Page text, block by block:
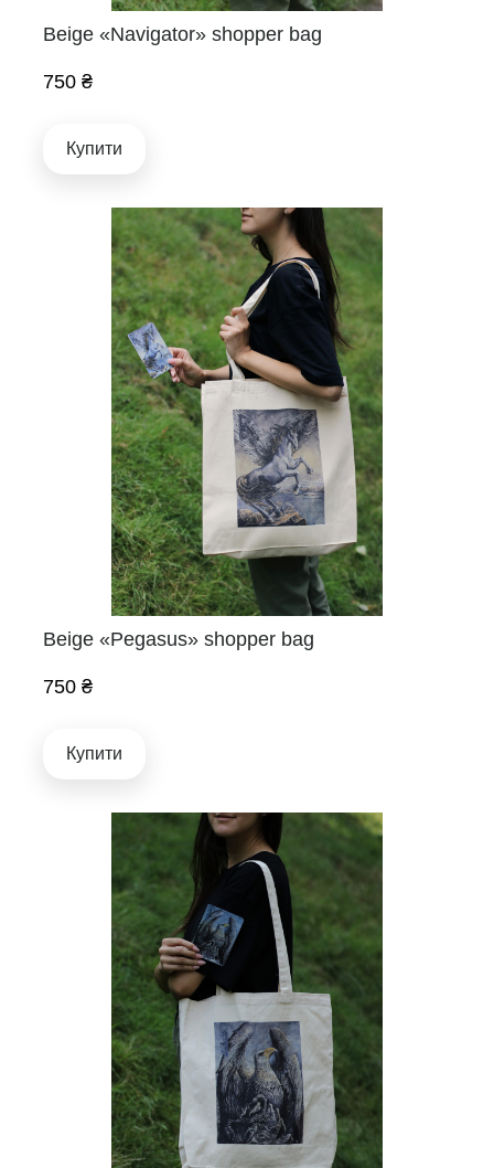
Beige «Navigator» shopper bag
750 ₴
Купити
Beige «Pegasus» shopper bag
750 ₴
Купити